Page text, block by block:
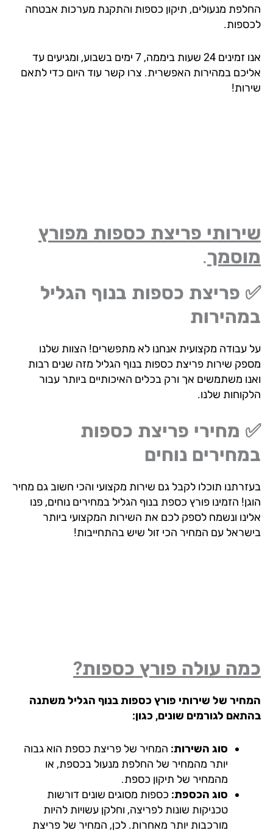
מנעולים, תיקון כספות והתקנת מערכות אבטחה
אנו זמינים 24 שעות ביממה, 7 ימים בשבוע, ומגיעים עד
במהירות האפשרית. צרו קשר עוד היום כדי לתאם
פריצת כספות מפורץ
.
פריצת כספות בנוף הגליל
עבודה מקצועית אנחנו לא מתפשרים! הצוות שלנו
שירות פריצת כספות בנוף הגליל מזה שנים רבות
משתמשים אך ורק בכלים האיכותיים ביותר עבור
שלנו.
מחירי פריצת כספות
נוחים
תוכלו לקבל גם שירות מקצועי והכי חשוב גם מחיר
הזמינו פורץ כספת בנוף הגליל במחירים נוחים, פנו
ונשמח לספק לכם את השירות המקצועי ביותר
עם המחיר הכי זול שיש בהתחייבות!
עולה פורץ כספות?
של שירותי פורץ כספות בנוף הגלילמשתנה
לגורמים שונים, כגון:
סוג השירות:המחיר של פריצת כספת הוא גבוה
יותר מהמחיר של החלפת מנעול בכספת, או
מהמחיר של תיקון כספת.
סוג הכספת:כספות מסוגים שונים דורשות
טכניקות שונות לפריצה, וחלקן עשויות להיות
מורכבות יותר מאחרות. לכן, המחיר של פריצת